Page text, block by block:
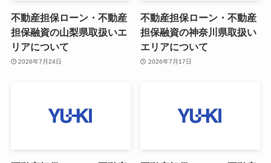
不動産担保ローン・不動産
担保融資の山梨県取扱いエ
リアについて
2026年7月24日
不動産担保ローン・不動産
担保融資の神奈川県取扱い
エリアについて
2026年7月17日